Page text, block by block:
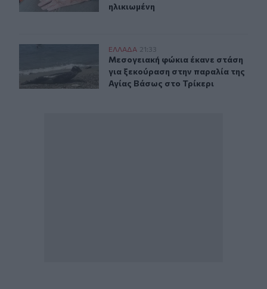
ηλικιωμένη
Μεσογειακή φώκια έκανε στάση για ξεκούραση στην
ΕΛΛAΔΑ 21:33
Μεσογειακή φώκια έκανε στάση
Μεσογειακή φώκια έκανε στάση
για ξεκούραση στην παραλία της
Αγίας Βάσως στο Τρίκερι